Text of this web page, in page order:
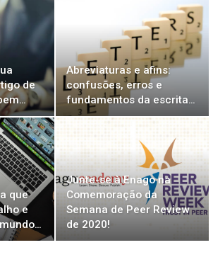
de
Abreviaturas e afins:
confusões, erros e
fundamentos da escrita…
que
e
Junte-se à Enago na
Comemoração da
Semana de Peer Review
de 2020!